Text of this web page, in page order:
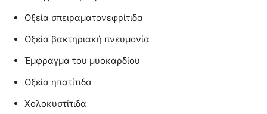
Οξεία σπειραματονεφρίτιδα
Οξεία βακτηριακή πνευμονία
Έμφραγμα του μυοκαρδίου
Οξεία ηπατίτιδα
Χολοκυστίτιδα